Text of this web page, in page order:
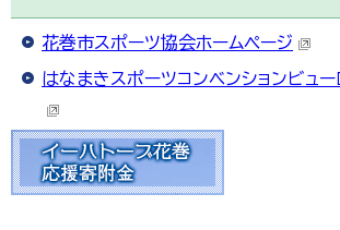
花巻市スポーツ協会ホームページ
はなまきスポーツコンベンションビュ